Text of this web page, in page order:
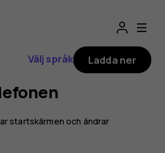
Välj språk Ladda ner
startskärmen och ändrar